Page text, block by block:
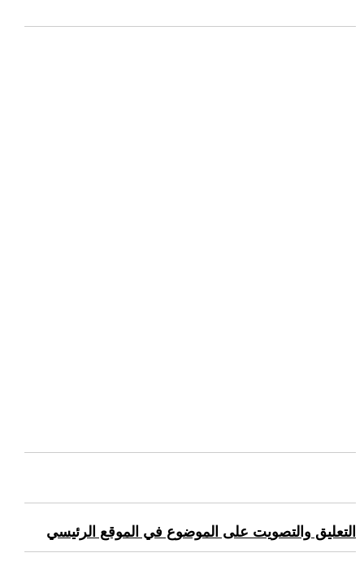
التعليق والتصويت على الموضوع في الموقع الرئيسي